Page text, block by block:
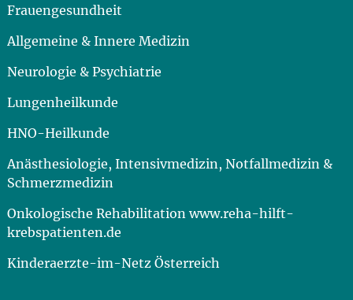
Frauengesundheit
Allgemeine & Innere Medizin
Neurologie & Psychiatrie
Lungenheilkunde
HNO-Heilkunde
Anästhesiologie, Intensivmedizin, Notfallmedizin &
Schmerzmedizin
Onkologische Rehabilitation www.reha-hilft-
krebspatienten.de
Kinderaerzte-im-Netz Österreich